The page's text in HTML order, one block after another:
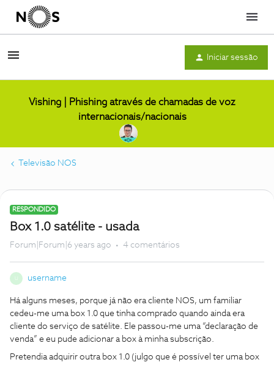
Menu
Iniciar sessão
Vishing | Phishing através de chamadas de voz
internacionais/nacionais
Televisão NOS
RESPONDIDO
Box 1.0 satélite - usada
Forum|Forum|6 years ago 4 comentários
username
Há alguns meses, porque já não era cliente NOS, um familiar
cedeu-me uma box 1.0 que tinha comprado quando ainda era
cliente do serviço de satélite. Ele passou-me uma “declaração de
venda” e eu pude adicionar a box à minha subscrição.
Pretendia adquirir outra box 1.0 (julgo que é possível ter uma box